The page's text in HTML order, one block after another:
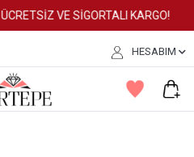
ÜCRETSİZ VE SİGORTALI KARGO!
HESABIM